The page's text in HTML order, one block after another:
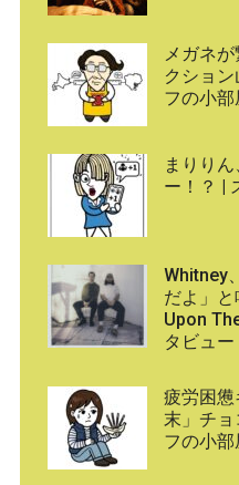
メガネ
クショ
フの小部
まりり
ー！？ |
Whitney
だよ」
Upon
タビュー
疲労困
末」チョ
フの小部